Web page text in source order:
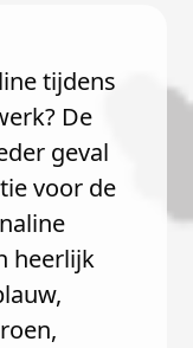
tijdens
De
geval
voor de
heerlijk